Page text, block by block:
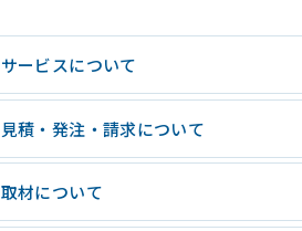
サービスについて
見積・発注・請求について
取材について